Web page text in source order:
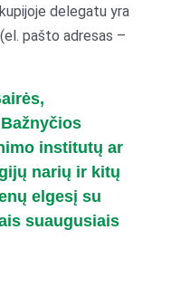
delegatu yra
pašto adresas –
institutų ar
narių ir kitų
elgesį su
suaugusiais